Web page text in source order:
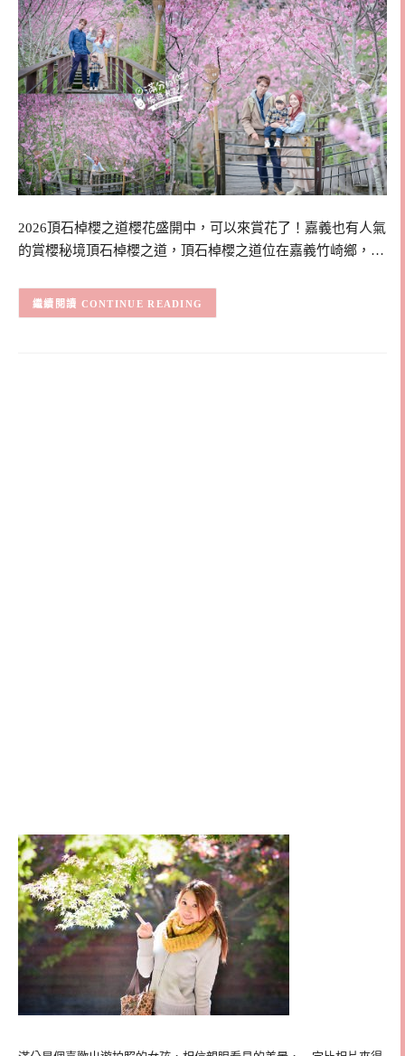
2026頂石棹櫻之道櫻花盛開中，可以來賞花了！嘉義也有人氣
的賞櫻秘境頂石棹櫻之道，頂石棹櫻之道位在嘉義竹崎鄉，…
CONTINUE READING